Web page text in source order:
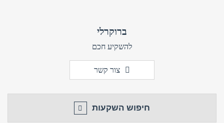
ברוקרלי
להשקיע חכם
צור קשר
חיפוש השקעות